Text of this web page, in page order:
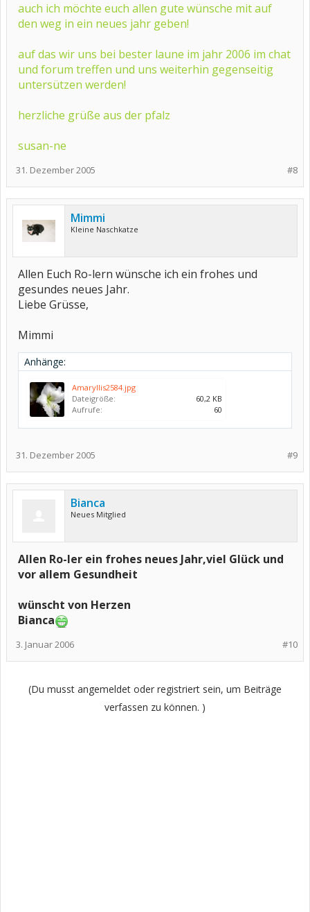
auch ich möchte euch allen gute wünsche mit auf
den weg in ein neues jahr geben!
auf das wir uns bei bester laune im jahr 2006 im chat
und forum treffen und uns weiterhin gegenseitig
untersützen werden!
herzliche grüße aus der pfalz
susan-ne
#8
31. Dezember 2005
Mimmi
Kleine Naschkatze
Allen Euch Ro-lern wünsche ich ein frohes und
gesundes neues Jahr.
Liebe Grüsse,
Mimmi
Anhänge:
Amaryllis2584.jpg
Dateigröße:
60,2 KB
Aufrufe:
60
#9
31. Dezember 2005
Bianca
Neues Mitglied
Allen Ro-ler ein frohes neues Jahr,viel Glück und
vor allem Gesundheit
wünscht von Herzen
Bianca
#10
3. Januar 2006
(Du musst angemeldet oder registriert sein, um Beiträge
verfassen zu können. )